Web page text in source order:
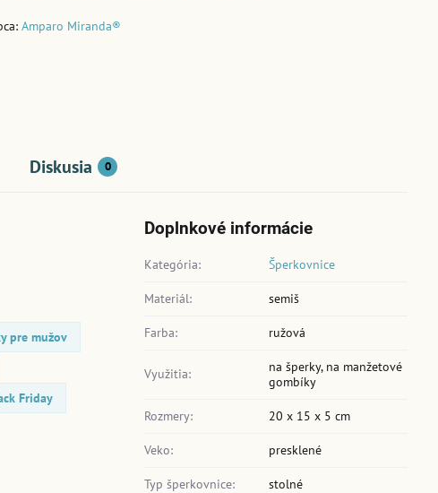
Amparo Miranda®
Diskusia 0
pre mužov
Friday
Doplnkové informácie
Kategória: Šperkovnice
Materiál: semiš
Farba: ružová
Využitia:
na šperky, na manžetové
gombíky
Rozmery: 20 x 15 x 5 cm
Veko: presklené
Typ šperkovnice: stolné